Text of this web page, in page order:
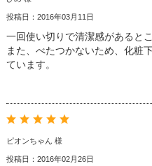
投稿日：2016年03月11日
一回使い切りで清潔感があると
また、べたつかないため、化粧
ています。
ピオンちゃん 様
投稿日：2016年02月26日